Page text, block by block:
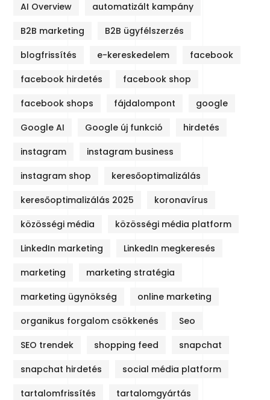
AI Overview
automatizált kampány
B2B marketing
B2B ügyfélszerzés
blogfrissítés
e-kereskedelem
facebook
facebook hirdetés
facebook shop
facebook shops
fájdalompont
google
Google AI
Google új funkció
hirdetés
instagram
instagram business
instagram shop
keresőoptimalizálás
keresőoptimalizálás 2025
koronavírus
közösségi média
közösségi média platform
LinkedIn marketing
LinkedIn megkeresés
marketing
marketing stratégia
marketing ügynökség
online marketing
organikus forgalom csökkenés
Seo
SEO trendek
shopping feed
snapchat
snapchat hirdetés
social média platform
tartalomfrissítés
tartalomgyártás